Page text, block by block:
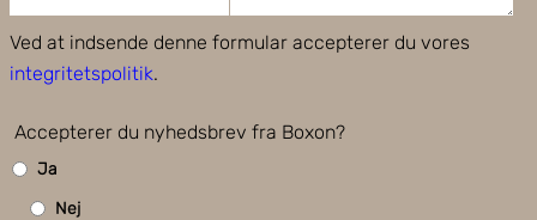
Ved at indsende denne formular accepterer du vores
integritetspolitik.
Accepterer du nyhedsbrev fra Boxon?
Ja
Nej